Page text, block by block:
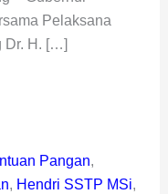
Pelaksana
Dr. H. […]
Pangan,
, Hendri SSTP MSi,